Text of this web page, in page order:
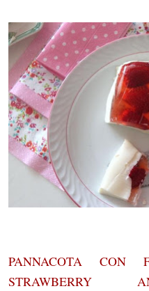
PANNACOTA
STRAWBERRY